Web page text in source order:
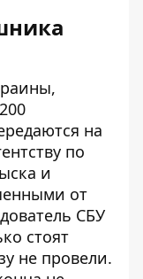
на
по
и
от
СБУ
стоят
не провели.